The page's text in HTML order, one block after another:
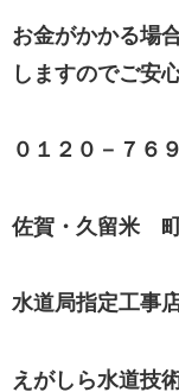
お金がかかる場
しますのでご安心
０１２０－７６
佐賀・久留米
水道局指定工事
えがしら水道技